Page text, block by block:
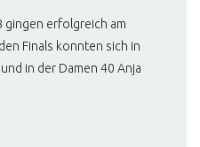
gingen erfolgreich am
Finals konnten sich in
in der Damen 40 Anja